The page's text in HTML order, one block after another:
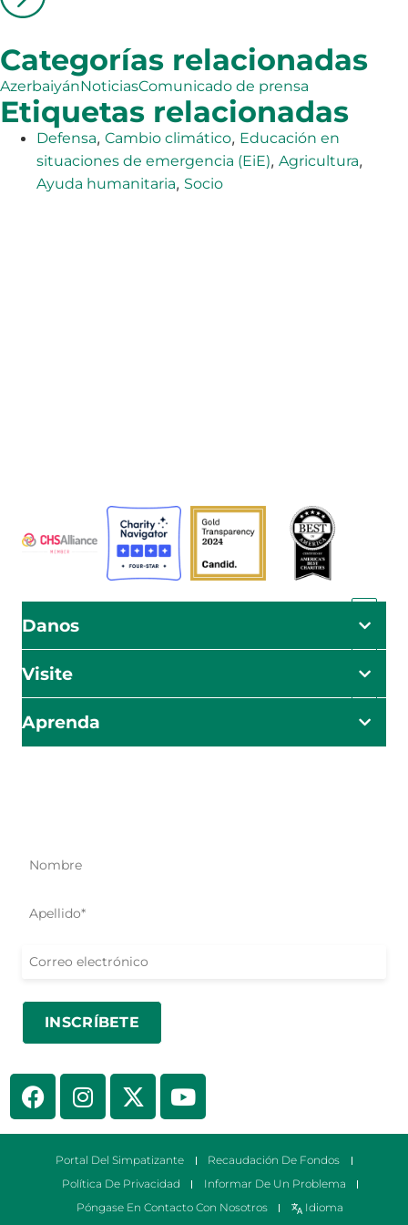
Categorías relacionadas
AzerbaiyánNoticiasComunicado de prensa
Etiquetas relacionadas
Defensa, Cambio climático, Educación en
situaciones de emergencia (EiE), Agricultura,
Ayuda humanitaria, Socio
Danos
Visite
Aprenda
Portal Del Simpatizante
Recaudación De Fondos
Política De Privacidad
Informar De Un Problema
Póngase En Contacto Con Nosotros
Idioma